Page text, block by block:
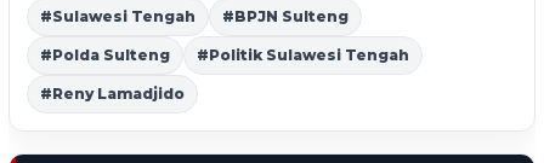
#Sulawesi Tengah #BPJN Sulteng
#Polda Sulteng #Politik Sulawesi Tengah
#Reny Lamadjido